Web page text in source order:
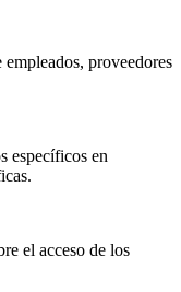
proveedores
específicos en
el acceso de los